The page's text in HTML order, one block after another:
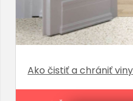
Ako čistiť a chrániť